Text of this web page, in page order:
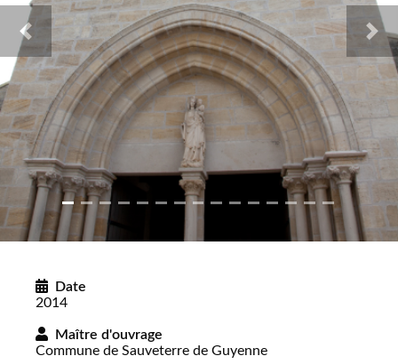
Previous
Date
2014
Maître d'ouvrage
Commune de Sauveterre de Guyenne